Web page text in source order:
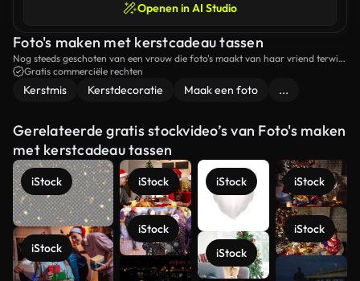
Openen in AI Studio
Foto's maken met kerstcadeau tassen
Nog steeds geschoten van een vrouw die foto's maakt van haar vriend terwijl
ze kerstcadeaukaarten houdt.
Gratis commerciële rechten
Kerstmis Kerstdecoratie Maak een foto ...
Gerelateerde gratis stockvideo’s van Foto's maken
met kerstcadeau tassen
iStock
iStock
iStock
iStock
iStock
iStock
iStock
iStock
Meer